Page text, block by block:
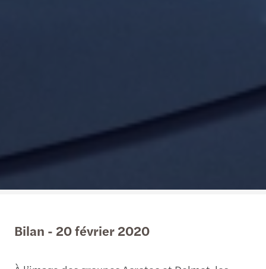
Bilan - 20 février 2020